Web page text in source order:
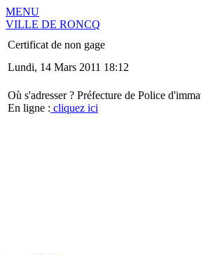
MENU
VILLE DE RONCQ
Certificat de non gage
Lundi, 14 Mars 2011 18:12
Où s'adresser ? Préfecture de Police
En ligne : cliquez ici